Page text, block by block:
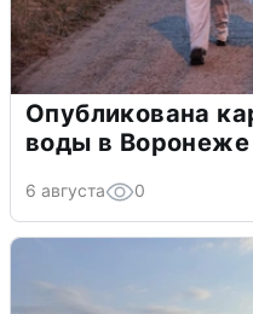
Опубликована
воды в Воронеже
6 августа 0